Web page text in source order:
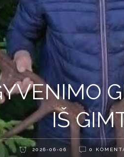
IŠ
2026-06-06 0